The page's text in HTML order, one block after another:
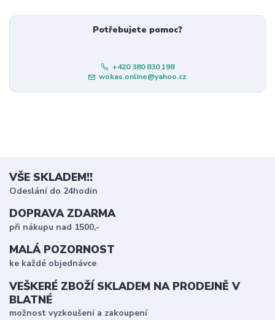
Potřebujete pomoc?
+420 380 830 198
wokas.online@yahoo.cz
VŠE SKLADEM!!
Odeslání do 24hodin
DOPRAVA ZDARMA
při nákupu nad 1500,-
MALÁ POZORNOST
ke každé objednávce
VEŠKERÉ ZBOŽÍ SKLADEM NA PRODEJNĚ V
BLATNÉ
možnost vyzkoušení a zakoupení